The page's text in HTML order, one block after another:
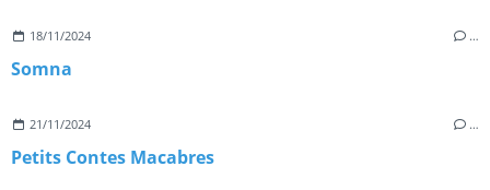
18/11/2024 …
Somna
21/11/2024 …
Petits Contes Macabres